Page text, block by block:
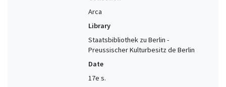
Arca
Library
Staatsbibliothek zu Berlin -
Preussischer Kulturbesitz de Berlin
Date
17e s.